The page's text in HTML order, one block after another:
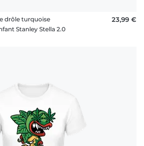
drôle turquoise
Stanley Stella 2.0
23,99 €